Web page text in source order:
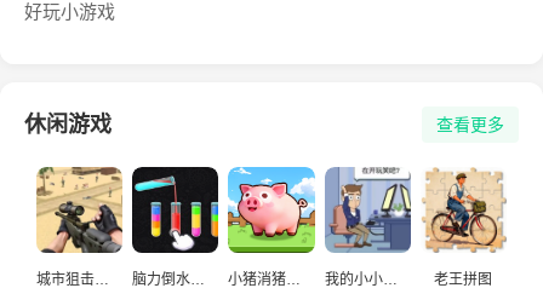
好玩小游戏
休闲游戏 查看更多
城市狙击手游戏 脑力倒水挑战 小猪消猪猪游戏 我的小小人生 老王拼图